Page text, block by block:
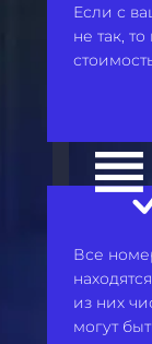
Если с
не так,
Все
из них
могут